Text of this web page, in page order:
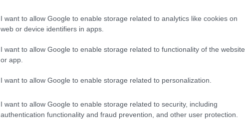
I want to allow Google to enable storage related to analytics like cookies on
web or device identifiers in apps.
I want to allow Google to enable storage related to functionality of the website
or app.
I want to allow Google to enable storage related to personalization.
I want to allow Google to enable storage related to security, including
authentication functionality and fraud prevention, and other user protection.
Μέχρι στιγμής, 4 νέοι όροι έχουν
κυριαρχήσει και είναι έτοιμοι να
γίνουν το νέο μας μότο
Κόσμος 04.12.2022 20:31
Αυτή είναι η λέξη της χρονιάς - Τι